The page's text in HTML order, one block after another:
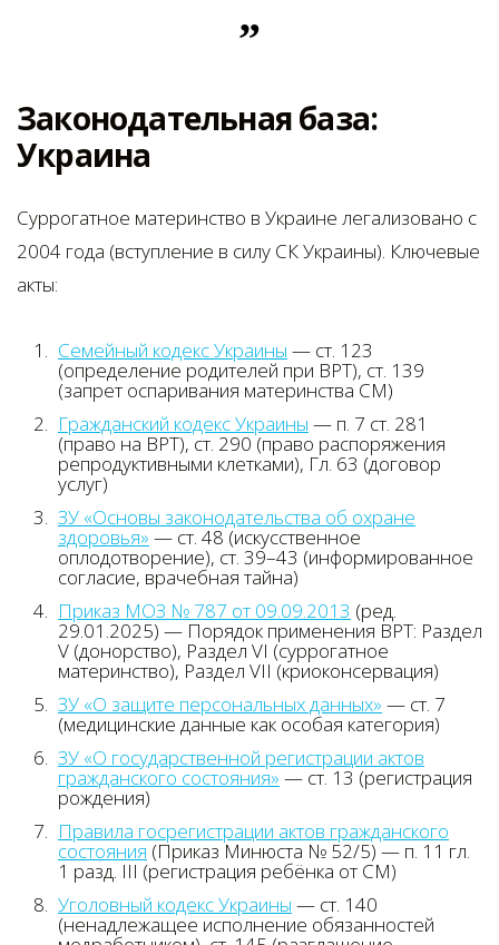
Законодательная база:
Украина
Суррогатное материнство в Украине легализовано с
2004 года (вступление в силу СК Украины). Ключевые
акты:
Семейный кодекс Украины — ст. 123
(определение родителей при ВРТ), ст. 139
(запрет оспаривания материнства СМ)
Гражданский кодекс Украины — п. 7 ст. 281
(право на ВРТ), ст. 290 (право распоряжения
репродуктивными клетками), Гл. 63 (договор
услуг)
ЗУ «Основы законодательства об охране
здоровья» — ст. 48 (искусственное
оплодотворение), ст. 39–43 (информированное
согласие, врачебная тайна)
Приказ МОЗ № 787 от 09.09.2013 (ред.
29.01.2025) — Порядок применения ВРТ: Раздел
V (донорство), Раздел VI (суррогатное
материнство), Раздел VII (криоконсервация)
ЗУ «О защите персональных данных» — ст. 7
(медицинские данные как особая категория)
ЗУ «О государственной регистрации актов
гражданского состояния» — ст. 13 (регистрация
рождения)
Правила госрегистрации актов гражданского
состояния (Приказ Минюста № 52/5) — п. 11 гл.
1 разд. III (регистрация ребёнка от СМ)
Уголовный кодекс Украины — ст. 140
(ненадлежащее исполнение обязанностей